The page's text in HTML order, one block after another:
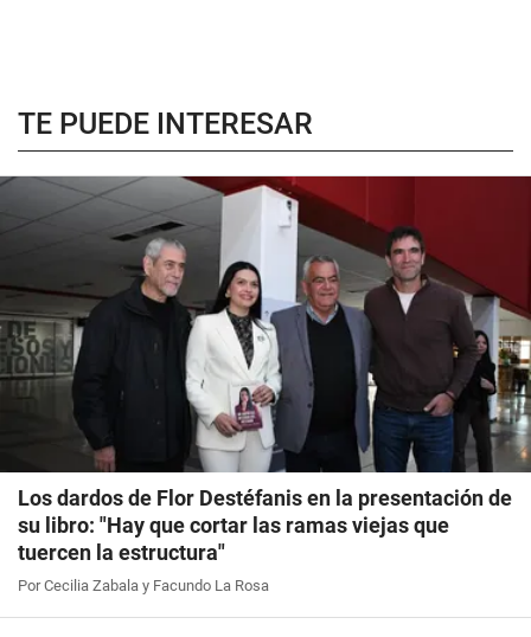
TE PUEDE INTERESAR
Los dardos de Flor Destéfanis en la presentación de
su libro: "Hay que cortar las ramas viejas que
tuercen la estructura"
Por Cecilia Zabala y Facundo La Rosa